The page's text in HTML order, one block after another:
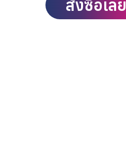
สั่งซื้อเลย